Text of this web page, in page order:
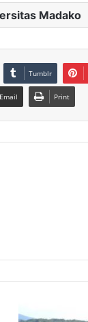
Madako
Tumblr
Print